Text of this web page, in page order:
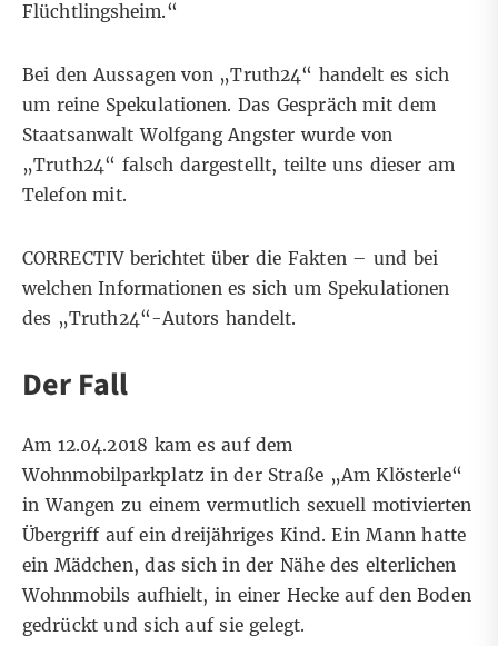
Flüchtlingsheim.“
Bei den Aussagen von „Truth24“ handelt es sich
um reine Spekulationen. Das Gespräch mit dem
Staatsanwalt Wolfgang Angster wurde von
„Truth24“ falsch dargestellt, teilte uns dieser am
Telefon mit.
CORRECTIV berichtet über die Fakten – und bei
welchen Informationen es sich um Spekulationen
des „Truth24“-Autors handelt.
Der Fall
Am 12.04.2018 kam es auf dem
Wohnmobilparkplatz in der Straße „Am Klösterle“
in Wangen zu einem vermutlich sexuell motivierten
Übergriff auf ein dreijähriges Kind. Ein Mann hatte
ein Mädchen, das sich in der Nähe des elterlichen
Wohnmobils aufhielt, in einer Hecke auf den Boden
gedrückt und sich auf sie gelegt.